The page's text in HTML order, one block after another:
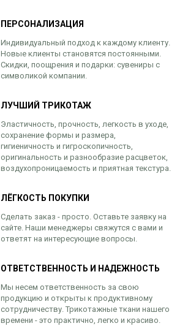
ПЕРСОНАЛИЗАЦИЯ
Индивидуальный подход к каждому клиенту.
Новые клиенты становятся постоянными.
Скидки, поощрения и подарки: сувениры с
символикой компании.
ЛУЧШИЙ ТРИКОТАЖ
Эластичность, прочность, легкость в уходе,
сохранение формы и размера,
гигиеничность и гигроскопичность,
оригинальность и разнообразие расцветок,
воздухопроницаемость и приятная текстура.
ЛЁГКОСТЬ ПОКУПКИ
Сделать заказ - просто. Оставьте заявку на
сайте. Наши менеджеры свяжутся с вами и
ответят на интересующие вопросы.
ОТВЕТСТВЕННОСТЬ И НАДЕЖНОСТЬ
Мы несем ответственность за свою
продукцию и открыты к продуктивному
сотрудничеству. Трикотажные ткани нашего
времени - это практично, легко и красиво.